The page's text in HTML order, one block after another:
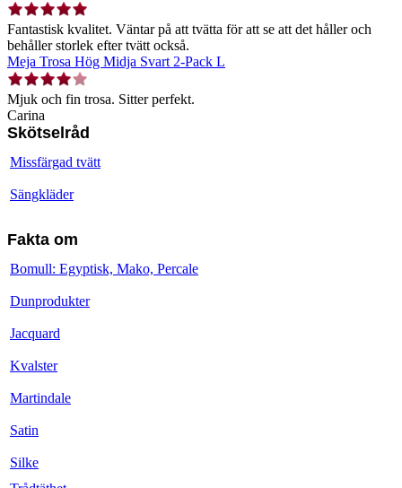
Fantastisk kvalitet. Väntar på att tvätta för att se att det håller och
behåller storlek efter tvätt också.
Meja Trosa Hög Midja Svart 2-Pack L
Mjuk och fin trosa. Sitter perfekt.
Carina
Skötselråd
Missfärgad tvätt
Sängkläder
Fakta om
Bomull: Egyptisk, Mako, Percale
Dunprodukter
Jacquard
Kvalster
Martindale
Satin
Silke